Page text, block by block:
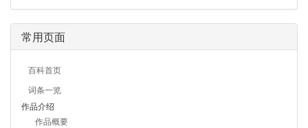
常用页面
百科首页
词条一览
作品介绍
作品概要